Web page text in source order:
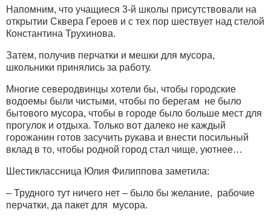
Напомним, что учащиеся 3-й школы присутствовали на
открытии Сквера Героев и с тех пор шествует над стелой
Константина Трухинова.
Затем, получив перчатки и мешки для мусора,
школьники принялись за работу.
Многие северодвинцы хотели бы, чтобы городские
водоемы были чистыми, чтобы по берегам не было
бытового мусора, чтобы в городе было больше мест для
прогулок и отдыха. Только вот далеко не каждый
горожанин готов засучить рукава и внести посильный
вклад в то, чтобы родной город стал чище, уютнее…
Шестиклассница Юлия Филиппова заметила:
– Трудного тут ничего нет – было бы желание, рабочие
перчатки, да пакет для мусора.